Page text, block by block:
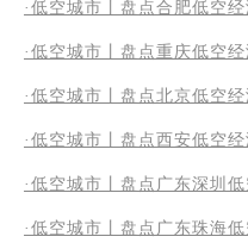
·低空城市丨盘点合肥低空
·低空城市丨盘点重庆低空
·低空城市丨盘点北京低空
·低空城市丨盘点西安低空
·低空城市丨盘点广东深圳
·低空城市丨盘点广东珠海